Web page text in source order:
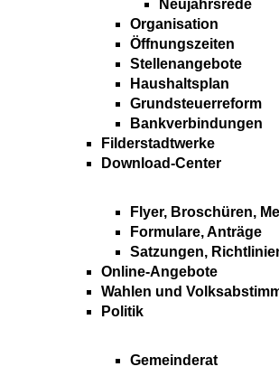
Neujahrsrede
Organisation
Öffnungszeiten
Stellenangebote
Haushaltsplan
Grundsteuerreform
Bankverbindungen
Filderstadtwerke
Download-Center
Flyer, Broschüren,
Formulare, Anträge
Satzungen,
Online-Angebote
Wahlen und
Politik
Gemeinderat